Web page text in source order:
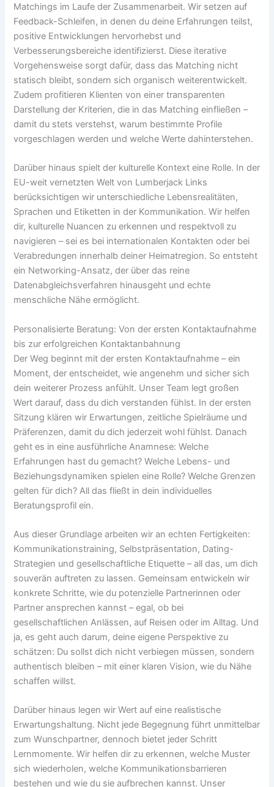
Matchings im Laufe der Zusammenarbeit. Wir setzen auf
Feedback-Schleifen, in denen du deine Erfahrungen teilst,
positive Entwicklungen hervorhebst und
Verbesserungsbereiche identifizierst. Diese iterative
Vorgehensweise sorgt dafür, dass das Matching nicht
statisch bleibt, sondern sich organisch weiterentwickelt.
Zudem profitieren Klienten von einer transparenten
Darstellung der Kriterien, die in das Matching einfließen –
damit du stets verstehst, warum bestimmte Profile
vorgeschlagen werden und welche Werte dahinterstehen.
Darüber hinaus spielt der kulturelle Kontext eine Rolle. In der
EU-weit vernetzten Welt von Lumberjack Links
berücksichtigen wir unterschiedliche Lebensrealitäten,
Sprachen und Etiketten in der Kommunikation. Wir helfen
dir, kulturelle Nuancen zu erkennen und respektvoll zu
navigieren – sei es bei internationalen Kontakten oder bei
Verabredungen innerhalb deiner Heimatregion. So entsteht
ein Networking-Ansatz, der über das reine
Datenabgleichsverfahren hinausgeht und echte
menschliche Nähe ermöglicht.
Personalisierte Beratung: Von der ersten Kontaktaufnahme
bis zur erfolgreichen Kontaktanbahnung
Der Weg beginnt mit der ersten Kontaktaufnahme – ein
Moment, der entscheidet, wie angenehm und sicher sich
dein weiterer Prozess anfühlt. Unser Team legt großen
Wert darauf, dass du dich verstanden fühlst. In der ersten
Sitzung klären wir Erwartungen, zeitliche Spielräume und
Präferenzen, damit du dich jederzeit wohl fühlst. Danach
geht es in eine ausführliche Anamnese: Welche
Erfahrungen hast du gemacht? Welche Lebens- und
Beziehungsdynamiken spielen eine Rolle? Welche Grenzen
gelten für dich? All das fließt in dein individuelles
Beratungsprofil ein.
Aus dieser Grundlage arbeiten wir an echten Fertigkeiten:
Kommunikationstraining, Selbstpräsentation, Dating-
Strategien und gesellschaftliche Etiquette – all das, um dich
souverän auftreten zu lassen. Gemeinsam entwickeln wir
konkrete Schritte, wie du potenzielle Partnerinnen oder
Partner ansprechen kannst – egal, ob bei
gesellschaftlichen Anlässen, auf Reisen oder im Alltag. Und
ja, es geht auch darum, deine eigene Perspektive zu
schätzen: Du sollst dich nicht verbiegen müssen, sondern
authentisch bleiben – mit einer klaren Vision, wie du Nähe
schaffen willst.
Darüber hinaus legen wir Wert auf eine realistische
Erwartungshaltung. Nicht jede Begegnung führt unmittelbar
zum Wunschpartner, dennoch bietet jeder Schritt
Lernmomente. Wir helfen dir zu erkennen, welche Muster
sich wiederholen, welche Kommunikationsbarrieren
bestehen und wie du sie aufbrechen kannst. Unser